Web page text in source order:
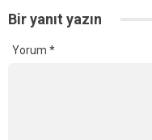
Bir yanıt yazın
Yorum *